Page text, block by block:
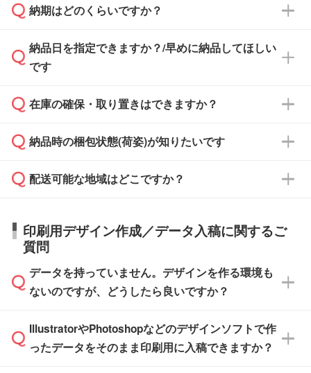
どの場合は、月末締め翌月末払いに対応可能で
また、卒業・卒園記念品で対策委員会や個人様
校や幼稚園・保育園であれば、同様の条件でご
ご希望の際は担当スタッフまでお気軽にご相談
ください。
納品書・領収書は ご依頼をいただいた場合の
ず、通常はPDFデータをメール添付でお送りし
ます。
たは注文フォームの『ご注文に関する備考欄』
納期はどのくらいですか？
・印刷する場合(500個程度)
ご入金、イメージ画像の校了から約2週間～2
ご入金確認後、1～2営業日で出荷いたしま
タッフまでお問い合わせください。
ル」に注文予定日をご入力いただくと、おおよ
その締切日や出荷目安をご確認いただけます。
品が決まりましたらお早めのご発注をお願いい
たします。
納品日を指定できますか？/早めに納品してほしい
です
ご希望の納期がある場合は、お問い合わせ・お
い。
応が可能かご案内いたします。
す。>>対象商品はこちら
※最短出荷日は商品によって異なります。各商
品ページにてご確認ください
在庫の確保・取り置きはできますか？
ご入金確認後に在庫を確保し、注文確定のご連
はできかねますので予めご了承ください。
納品時の梱包状態(荷姿)が知りたいです
商品によって異なります。各ページにある商品
す。(白箱、化粧箱、ブリスターパックなど)
【袋入り】 商品がひとつずつ袋に入っていま
す。(透明袋、デザイン袋など)
【個包装なし】 個包装がされていない状態で
※化粧箱から白箱への入れ替えや、オリジナル
箱の作成は原則承っておりません。
配送可能な地域はどこですか？
日本全国へお届けが可能です。なお、海外への
直接納品は行っておりませんので予めご了承く
ださい。
印刷用デザイン作成／データ入稿に関するご
質問
データを持っていません。デザインを作る環境も
ないのですが、どうしたら良いですか？
無料の「デザインシミュレーター」を使えば、
PCやスマホから簡単にデザインを作成できま
IllustratorやPhotoshopなどのデザインソフトで作
ったデータをそのまま印刷用に入稿できますか？